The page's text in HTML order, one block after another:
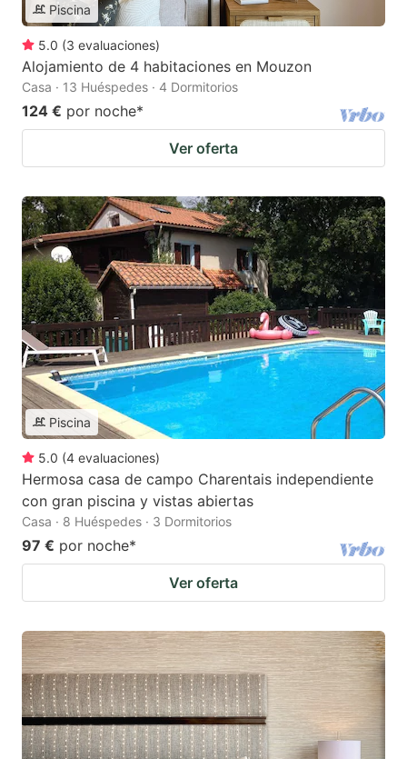
Piscina
5.0 (3 evaluaciones)
Alojamiento de 4 habitaciones en Mouzon
Casa · 13 Huéspedes · 4 Dormitorios
124 € por noche*
Ver oferta
Piscina
5.0 (4 evaluaciones)
Hermosa casa de campo Charentais independiente
con gran piscina y vistas abiertas
Casa · 8 Huéspedes · 3 Dormitorios
97 € por noche*
Ver oferta